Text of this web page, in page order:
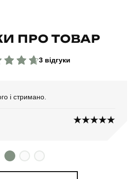
ПРО ТОВАР
3 відгуки
і стримано.